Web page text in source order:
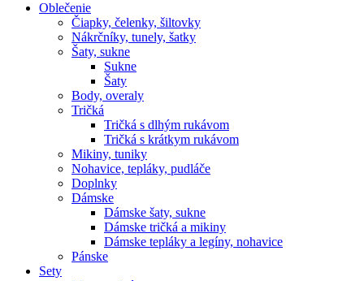
Oblečenie
Čiapky, čelenky, šiltovky
Nákrčníky, tunely, šatky
Šaty, sukne
Sukne
Šaty
Body, overaly
Tričká
Tričká s dlhým rukávom
Tričká s krátkym rukávom
Mikiny, tuniky
Nohavice, tepláky, pudláče
Doplnky
Dámske
Dámske šaty, sukne
Dámske tričká a mikiny
Dámske tepláky a legíny, nohavice
Pánske
Sety